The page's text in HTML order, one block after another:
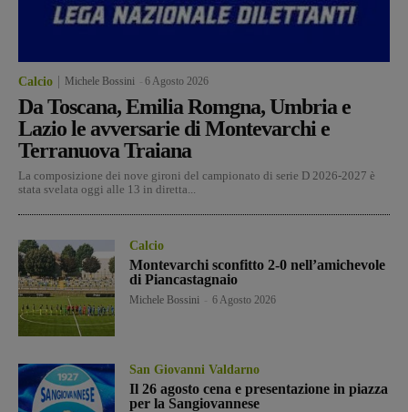
Calcio Michele Bossini 6 Agosto 2026
Da Toscana, Emilia Romgna, Umbria e
Lazio le avversarie di Montevarchi e
Terranuova Traiana
La composizione dei nove gironi del campionato di serie D 2026-2027 è
stata svelata oggi alle 13 in diretta...
Calcio
Montevarchi sconfitto 2-0 nell’amichevole
di Piancastagnaio
Michele Bossini 6 Agosto 2026
San Giovanni Valdarno
Il 26 agosto cena e presentazione in piazza
per la Sangiovannese